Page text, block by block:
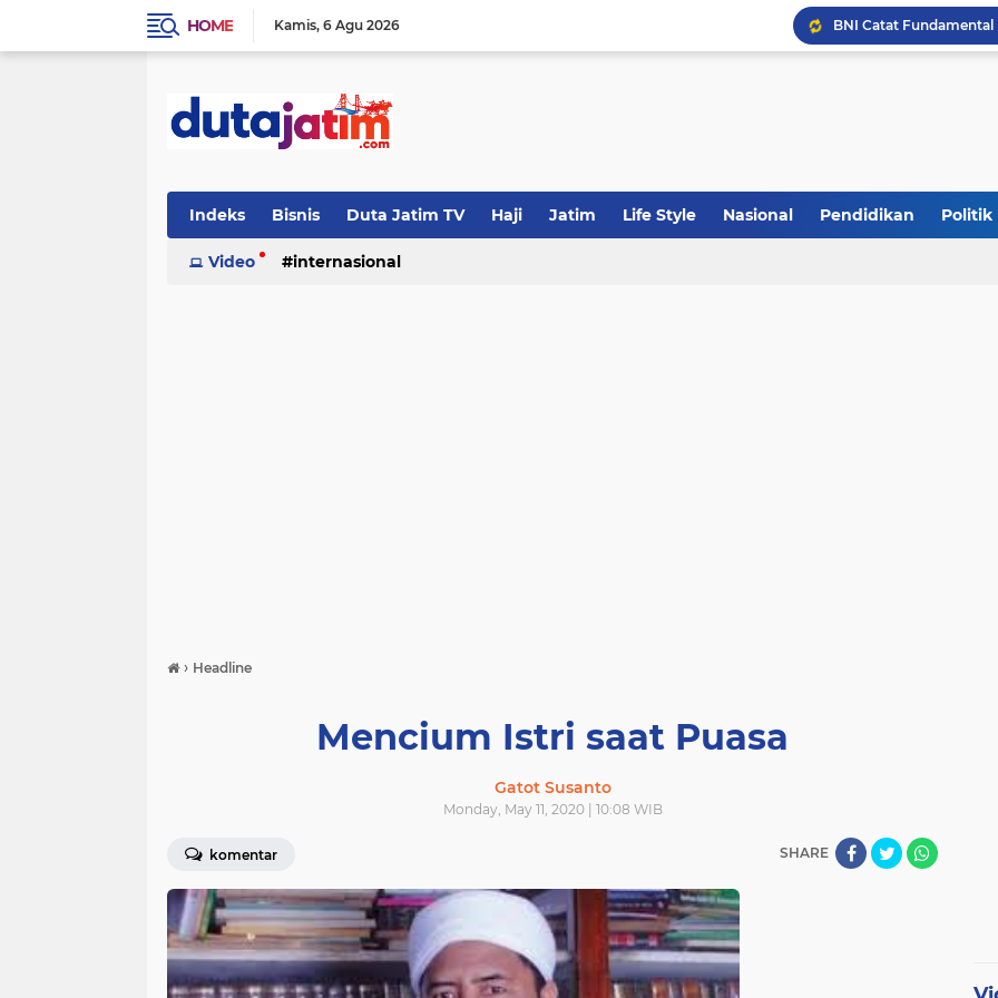
HOME Kamis 6 Agu 2026
JakOne Mobile Antar
Calon Ketum PBNU,
Indeks Bisnis Duta Jatim TV Haji Jatim Life Style Nasional Pendidikan Politik
Video internasional
› Headline
Mencium Istri saat Puasa
Gatot Susanto
Monday, May 11, 2020 | 10:08 WIB
komentar SHARE